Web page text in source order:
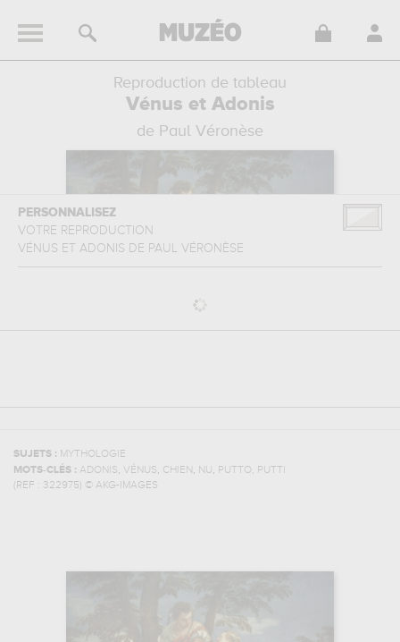
Reproduction de tableau
Vénus et Adonis
de Paul Véronèse
PERSONNALISEZ
VOTRE REPRODUCTION
VÉNUS ET ADONIS DE PAUL VÉRONÈSE
SUJETS : MYTHOLOGIE
MOTS-CLÉS : ADONIS, VÉNUS, CHIEN , NU, PUTTO, PUTTI
(REF : 322975) © AKG-IMAGES